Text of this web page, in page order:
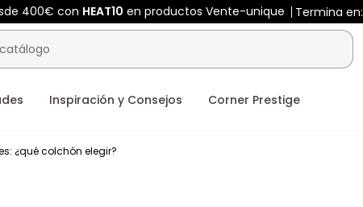
400€ con HEAT10en productos Vente-unique Termina en:
Inspiración y Consejos Corner Prestige
¿qué colchón elegir?